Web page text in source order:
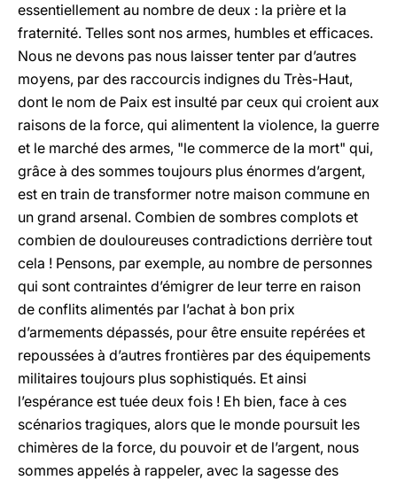
essentiellement au nombre de deux : la prière et la
fraternité. Telles sont nos armes, humbles et efficaces.
Nous ne devons pas nous laisser tenter par d’autres
moyens, par des raccourcis indignes du Très-Haut,
dont le nom de Paix est insulté par ceux qui croient aux
raisons de la force, qui alimentent la violence, la guerre
et le marché des armes, "le commerce de la mort" qui,
grâce à des sommes toujours plus énormes d’argent,
est en train de transformer notre maison commune en
un grand arsenal. Combien de sombres complots et
combien de douloureuses contradictions derrière tout
cela ! Pensons, par exemple, au nombre de personnes
qui sont contraintes d’émigrer de leur terre en raison
de conflits alimentés par l’achat à bon prix
d’armements dépassés, pour être ensuite repérées et
repoussées à d’autres frontières par des équipements
militaires toujours plus sophistiqués. Et ainsi
l’espérance est tuée deux fois ! Eh bien, face à ces
scénarios tragiques, alors que le monde poursuit les
chimères de la force, du pouvoir et de l’argent, nous
sommes appelés à rappeler, avec la sagesse des